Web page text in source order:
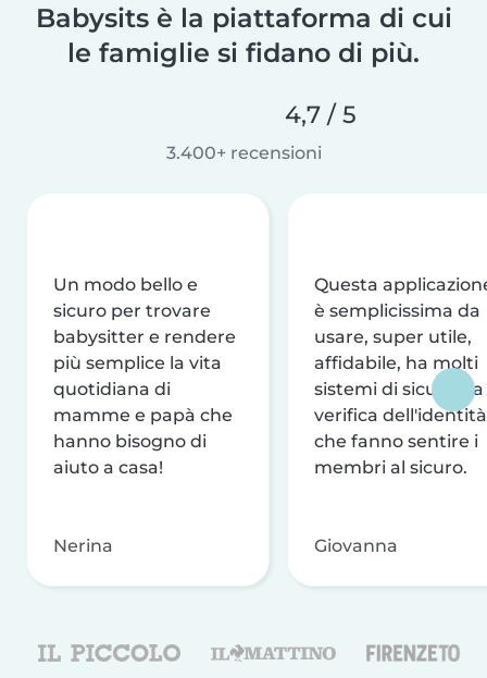
Babysits è la piattaforma di cui
le famiglie si fidano di più.
4,7 / 5
3.400+ recensioni
Un modo bello e
sicuro per trovare
babysitter e rendere
più semplice la vita
quotidiana di
mamme e papà che
hanno bisogno di
aiuto a casa!
Nerina
Questa
è semplicissima da
usare, super utile,
affidabile, ha molti
sistemi di sicurezza
verifica dell'identità
che fanno sentire i
membri al sicuro.
Giovanna